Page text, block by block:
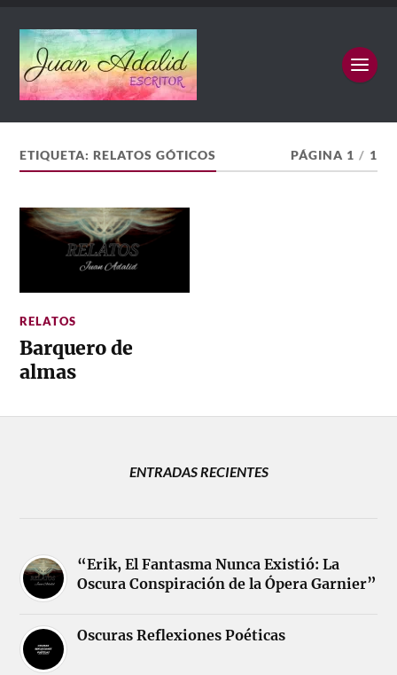
ETIQUETA:RELATOS GÓTICOS PÁGINA 1 / 1
RELATOS
Barquero de
almas
ENTRADAS RECIENTES
“Erik, El Fantasma Nunca Existió: La
Oscura Conspiración de la Ópera Garnier”
Oscuras Reflexiones Poéticas